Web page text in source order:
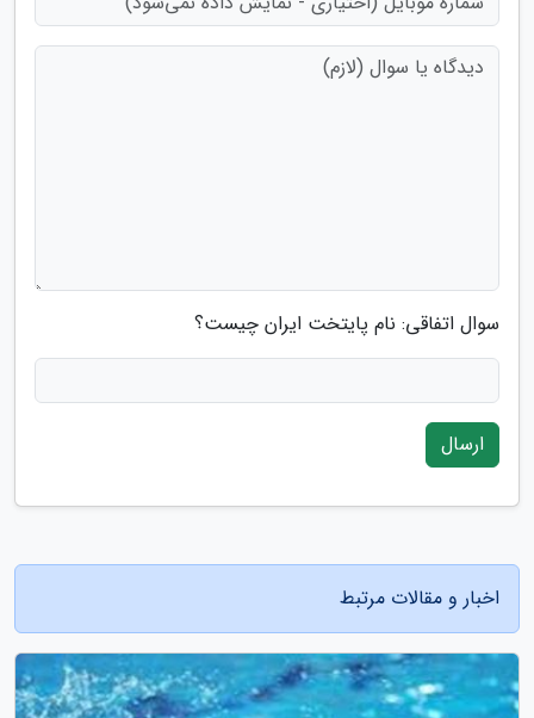
سوال اتفاقی: نام پایتخت ایران چیست؟
ارسال
اخبار و مقالات مرتبط